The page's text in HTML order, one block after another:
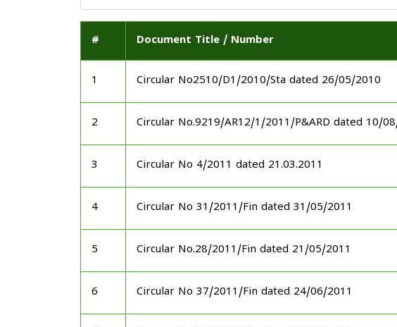
# Document Title / Number
1 Circular No2510/D1/2010/Sta dated 26/05/2010
2 Circular No.9219/AR12/1/2011/P&ARD dated 10/
3 Circular No 4/2011 dated 21.03.2011
4 Circular No 31/2011/Fin dated 31/05/2011
5 Circular No.28/2011/Fin dated 21/05/2011
6 Circular No 37/2011/Fin dated 24/06/2011